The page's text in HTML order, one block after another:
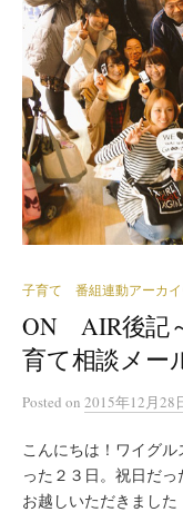
子育て 番組連動アーカ
ON AIR後記
育て相談メー
Posted on 2015年12月28
こんにちは！ワイグ
った２３日。祝日だ
お越しいただきまし